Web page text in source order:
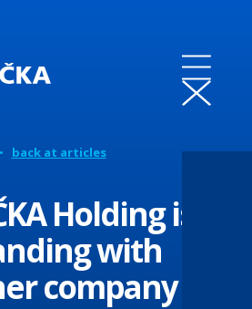
back at articles
Holding is
with
company